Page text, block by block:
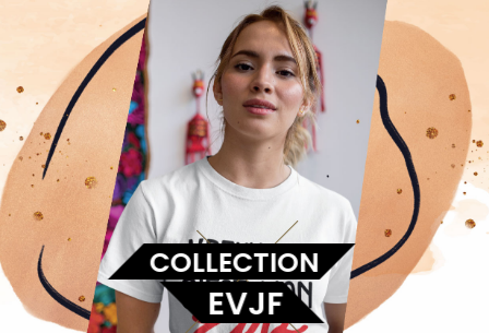
COLLECTION
EVJF